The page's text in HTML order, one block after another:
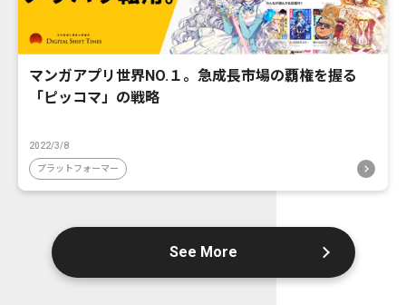
マンガアプリ世界NO.１。急成長市場の覇権を握る
「ピッコマ」の戦略
2022/3/8
プラットフォーマー
See More